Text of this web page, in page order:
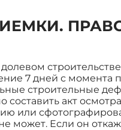
долевом
7 дней с момента
строительные
составить акт
или
может. Если он